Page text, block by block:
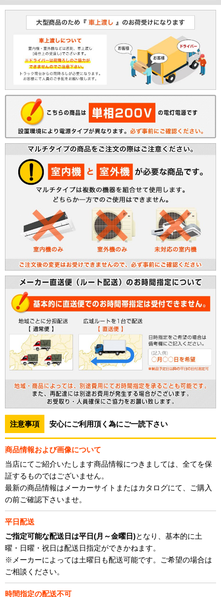
注意事項 安心にご利用頂く為にご一読下さい
商品情報および画像について
当店にてご紹介いたします商品情報につきましては、全てを保
証するものではございません。
最新の商品情報はメーカーサイトまたはカタログにて、ご購入
の前ご確認下さいませ。
平日配送
ご指定可能な配送日は平日(月～金曜日)となり、基本的に土
曜・日曜・祝日は配送日指定ができかねます。
※メーカーによっては土曜日も配送可能です。ご希望の場合は
ご相談ください。
時間指定の配送不可